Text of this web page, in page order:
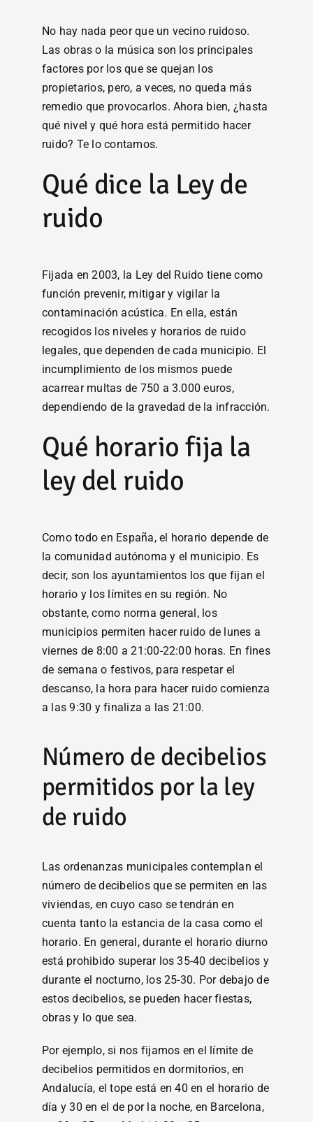
No hay nada peor que un vecino ruidoso.
Las obras o la música son los principales
factores por los que se quejan los
propietarios, pero, a veces, no queda más
remedio que provocarlos. Ahora bien, ¿hasta
qué nivel y qué hora está permitido hacer
ruido? Te lo contamos.
Qué dice la Ley de
ruido
Fijada en 2003, la Ley del Ruido tiene como
función prevenir, mitigar y vigilar la
contaminación acústica. En ella, están
recogidos los niveles y horarios de ruido
legales, que dependen de cada municipio. El
incumplimiento de los mismos puede
acarrear multas de 750 a 3.000 euros,
dependiendo de la gravedad de la infracción.
Qué horario fija la
ley del ruido
Como todo en España, el horario depende de
la comunidad autónoma y el municipio. Es
decir, son los ayuntamientos los que fijan el
horario y los límites en su región. No
obstante, como norma general, los
municipios permiten hacer ruido de lunes a
viernes de 8:00 a 21:00-22:00 horas. En fines
de semana o festivos, para respetar el
descanso, la hora para hacer ruido comienza
a las 9:30 y finaliza a las 21:00.
Número de decibelios
permitidos por la ley
de ruido
Las ordenanzas municipales contemplan el
número de decibelios que se permiten en las
viviendas, en cuyo caso se tendrán en
cuenta tanto la estancia de la casa como el
horario. En general, durante el horario diurno
está prohibido superar los 35-40 decibelios y
durante el nocturno, los 25-30. Por debajo de
estos decibelios, se pueden hacer fiestas,
obras y lo que sea.
Por ejemplo, si nos fijamos en el límite de
decibelios permitidos en dormitorios, en
Andalucía, el tope está en 40 en el horario de
día y 30 en el de por la noche, en Barcelona,